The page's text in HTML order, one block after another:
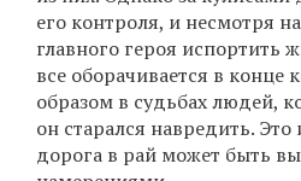
его контроля, и несмотря
главного героя испортить
все оборачивается в конце
образом в судьбах людей,
он старался навредить.
дорога в рай может быть